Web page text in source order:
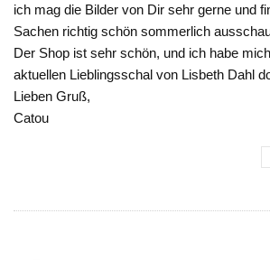
ich mag die Bilder von Dir sehr gerne und
Sachen richtig schön sommerlich
Der Shop ist sehr schön, und ich habe
aktuellen Lieblingsschal von Lisbeth Dahl
Lieben Gruß,
Catou